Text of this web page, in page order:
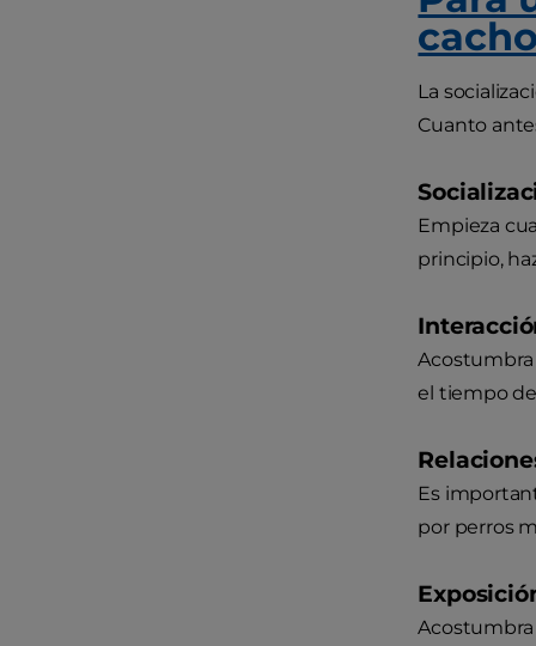
La
Cuanto
Empieza
principio,
Acostumbra
el tiempo
Es
por perros
Acostumbra